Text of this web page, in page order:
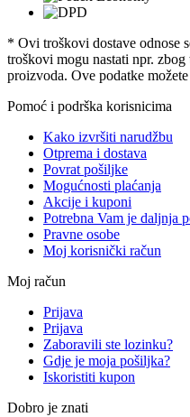
* Ovi troškovi dostave odnose
troškovi mogu nastati npr.
proizvoda. Ove podatke
Pomoć i podrška korisnicima
Kako izvršiti narudžbu
Otprema i dostava
Povrat pošiljke
Mogućnosti plaćanja
Akcije i kuponi
Potrebna Vam je daljnja
Pravne osobe
Moj korisnički račun
Moj račun
Prijava
Prijava
Zaboravili ste lozinku?
Gdje je moja pošiljka?
Iskoristiti kupon
Dobro je znati